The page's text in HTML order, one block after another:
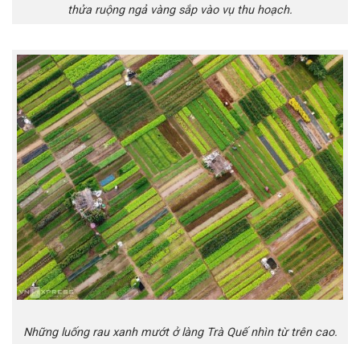
thửa ruộng ngả vàng sắp vào vụ thu hoạch.
Những luống rau xanh mướt ở làng Trà Quế nhìn từ trên cao.